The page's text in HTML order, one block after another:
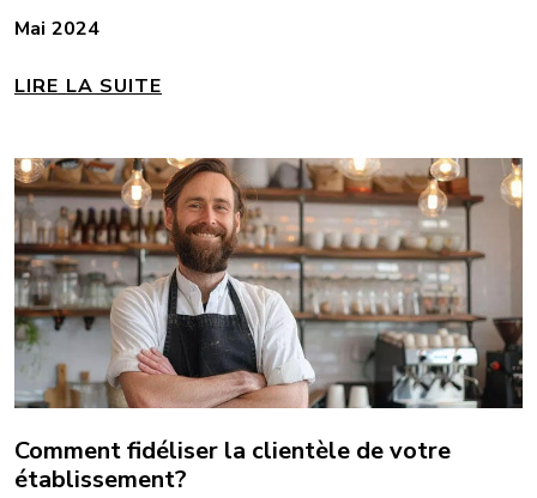
Mai 2024
LIRE LA SUITE
Comment fidéliser la clientèle de votre
établissement?